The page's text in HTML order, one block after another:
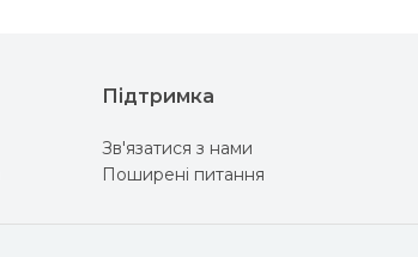
Підтримка
Зв'язатися з нами
Поширені питання